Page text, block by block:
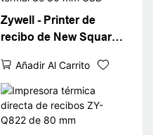
Zywell - Printer de
recibo de New Square
efectivo Puerto Factory
OEM OEM Impresora de
factura termal de 80
mm USB
Añadir Al Carrito